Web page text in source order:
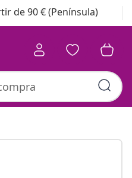
de 90 € (Península)